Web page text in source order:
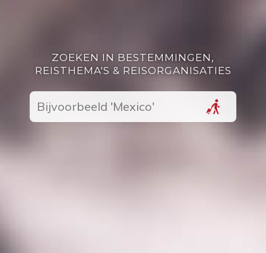
ZOEKEN IN BESTEMMINGEN,
REISTHEMA'S & REISORGANISATIES